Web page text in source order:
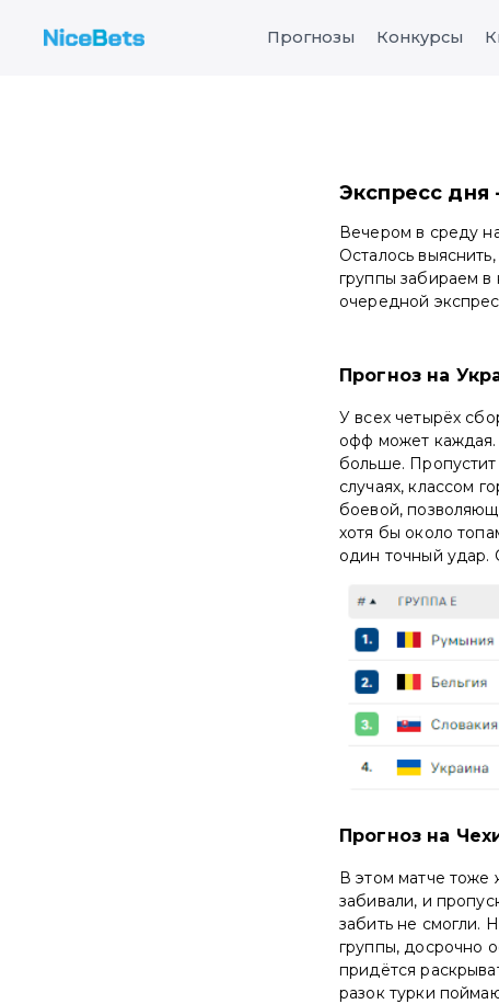
Прогнозы Конкурсы
Экспресс дня
Вечером в среду
Осталось
группы забираем
очередной
Прогноз на
У всех четырёх
офф может каждая.
больше.
случаях, классом
боевой,
хотя бы около
один точный удар.
Прогноз на
В этом матче тоже
забивали, и
забить не смогли.
группы, досрочно
придётся
разок турки